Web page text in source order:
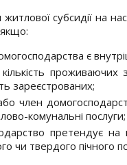
субсидії на
є
проживаючих
зареєстрованих;
член
комунальні послуги;
претендує на
чи твердого пічного